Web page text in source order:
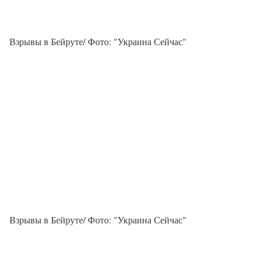
Взрывы в Бейруте/ Фото: "Украина Сейчас"
Взрывы в Бейруте/ Фото: "Украина Сейчас"